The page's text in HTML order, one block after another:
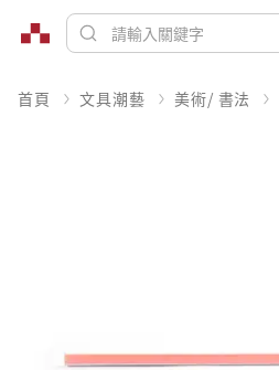
首頁 文具潮藝 美術/ 書法